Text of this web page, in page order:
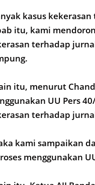
kasus
itu, kami
terhadap
itu, menurut
UU Pers
terhadap
kami sampaikan
menggunakan